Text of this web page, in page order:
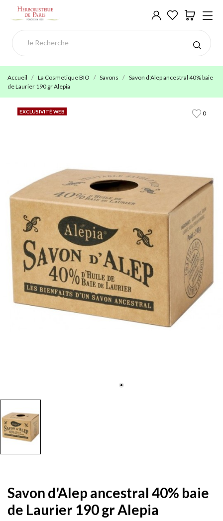
Accueil La Cosmetique BIO Savons
Savon d'Alep ancestral 40% baie
de Laurier 190 gr Alepia
0
EXCLUSIVITÉ WEB
Savon d'Alep ancestral 40% baie
de Laurier 190 gr Alepia